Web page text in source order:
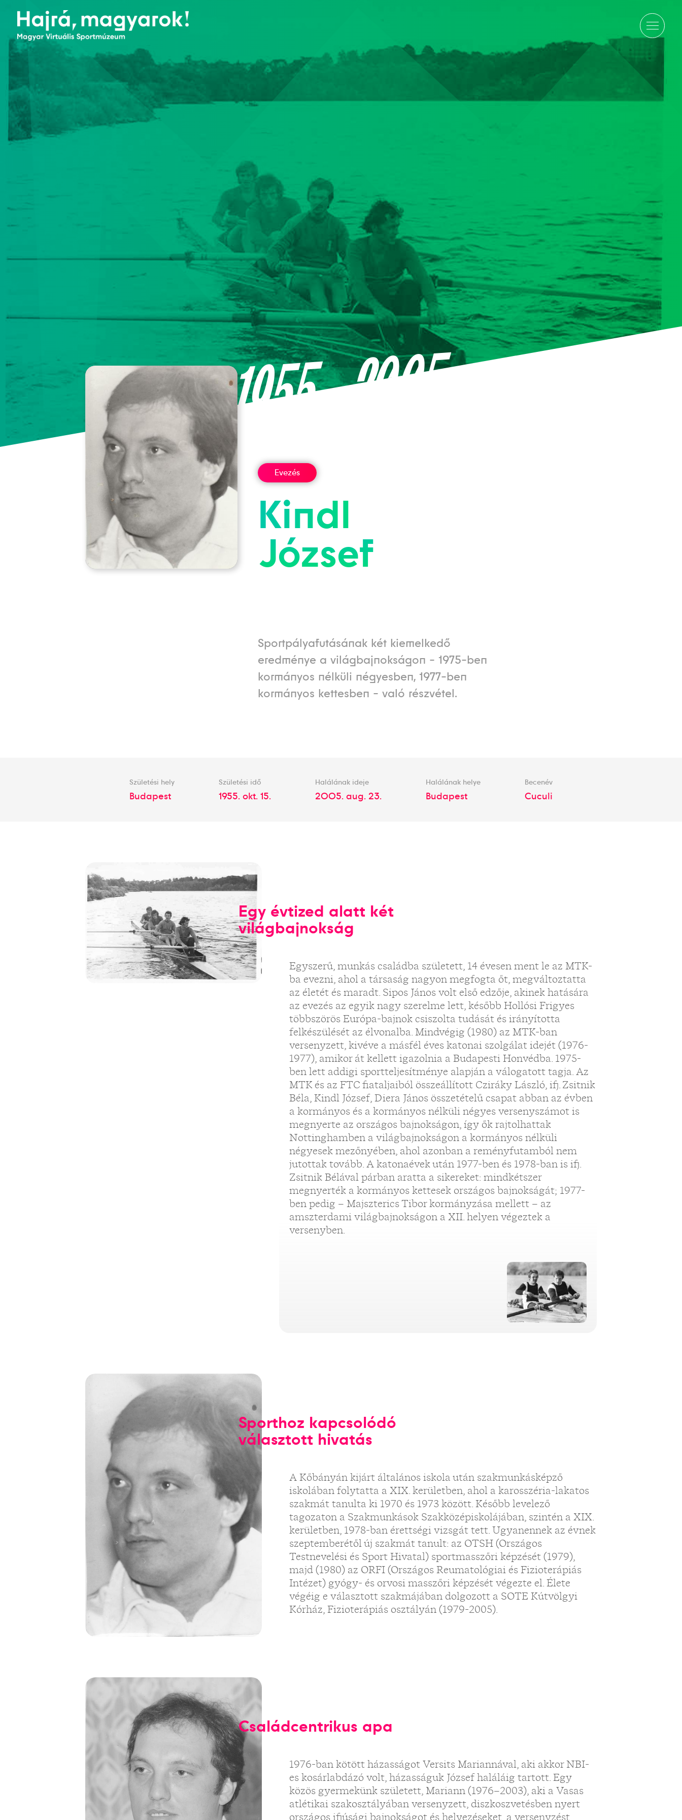
1955—2005
Evezés
Kindl
József
Sportpályafutásának két kiemelkedő
eredménye a világbajnokságon - 1975-ben
kormányos nélküli négyesben, 1977-ben
kormányos kettesben - való részvétel.
Születési hely
Budapest
Születési idő
1955. okt. 15.
Halálának ideje
2005. aug. 23.
Halálának helye
Budapest
Becenév
Cuculi
Egy évtized alatt két
világbajnokság
Egyszerű, munkás családba született, 14 évesen ment le az MTK-
ba evezni, ahol a társaság nagyon megfogta őt, megváltoztatta
az életét és maradt. Sipos János volt első edzője, akinek hatására
az evezés az egyik nagy szerelme lett, később Hollósi Frigyes
többszörös Európa-bajnok csiszolta tudását és irányította
felkészülését az élvonalba. Mindvégig (1980) az MTK-ban
versenyzett, kivéve a másfél éves katonai szolgálat idejét (1976-
1977), amikor át kellett igazolnia a Budapesti Honvédba. 1975-
ben lett addigi sportteljesítménye alapján a válogatott tagja. Az
MTK és az FTC fiataljaiból összeállított Cziráky László, ifj. Zsitnik
Béla, Kindl József, Diera János összetételű csapat abban az évben
a kormányos és a kormányos nélküli négyes versenyszámot is
megnyerte az országos bajnokságon, így ők rajtolhattak
Nottinghamben a világbajnokságon a kormányos nélküli
négyesek mezőnyében, ahol azonban a reményfutamból nem
jutottak tovább. A katonaévek után 1977-ben és 1978-ban is ifj.
Zsitnik Bélával párban aratta a sikereket: mindkétszer
megnyerték a kormányos kettesek országos bajnokságát; 1977-
ben pedig – Majszterics Tibor kormányzása mellett – az
amszterdami világbajnokságon a XII. helyen végeztek a
versenyben.
Sporthoz kapcsolódó
választott hivatás
A Kőbányán kijárt általános iskola után szakmunkásképző
iskolában folytatta a XIX. kerületben, ahol a karosszéria-lakatos
szakmát tanulta ki 1970 és 1973 között. Később levelező
tagozaton a Szakmunkások Szakközépiskolájában, szintén a XIX.
kerületben, 1978-ban érettségi vizsgát tett. Ugyanennek az évnek
szeptemberétől új szakmát tanult: az OTSH (Országos
Testnevelési és Sport Hivatal) sportmasszőri képzését (1979),
majd (1980) az ORFI (Országos Reumatológiai és Fizioterápiás
Intézet) gyógy- és orvosi masszőri képzését végezte el. Élete
végéig e választott szakmájában dolgozott a SOTE Kútvölgyi
Kórház, Fizioterápiás osztályán (1979-2005).
Családcentrikus apa
1976-ban kötött házasságot Versits Mariannával, aki akkor NBI-
es kosárlabdázó volt, házasságuk József haláláig tartott. Egy
közös gyermekünk született, Mariann (1976–2003), aki a Vasas
atlétikai szakosztályában versenyzett, diszkoszvetésben nyert
országos ifjúsági bajnokságot és helyezéseket, a versenyzést